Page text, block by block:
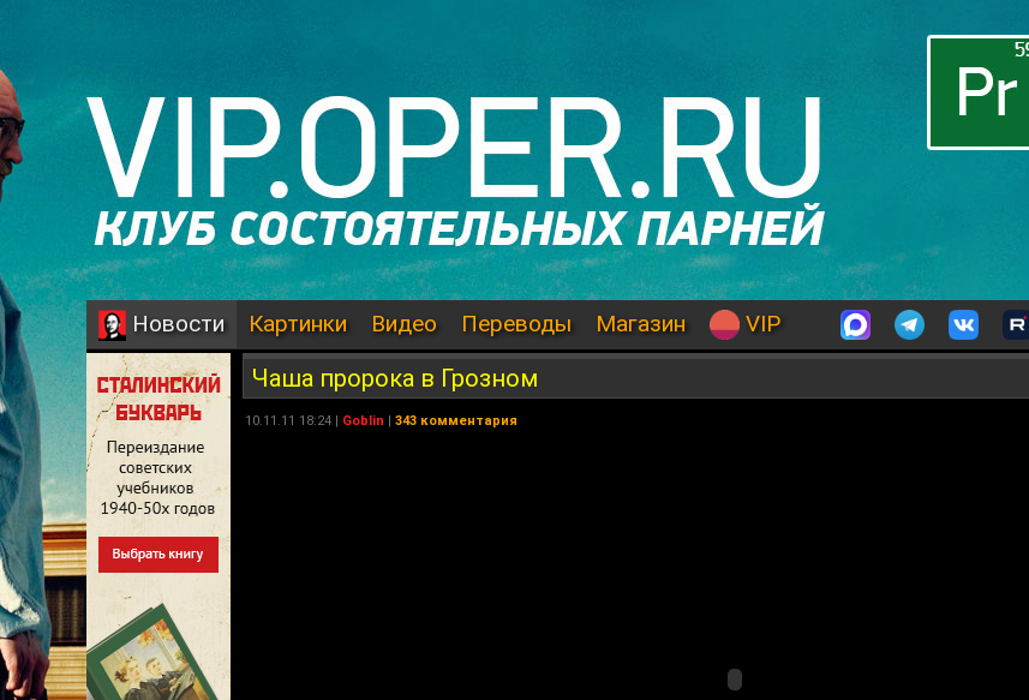
Новости Картинки Видео Переводы Магазин VIP
Чаша пророка в Грозном
10.11.11 18:24 | Goblin | 343 комментария